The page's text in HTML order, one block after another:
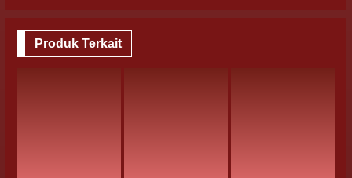
Produk Terkait